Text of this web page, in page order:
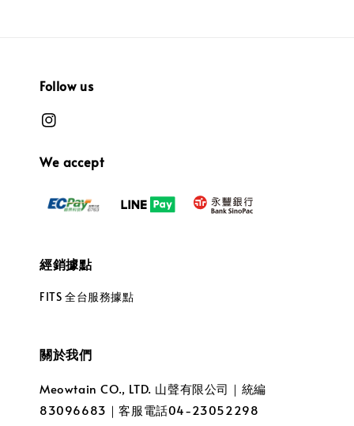
Follow us
We accept
經銷據點
FITS 全台服務據點
關於我們
Meowtain CO., LTD. 山聲有限公司｜統編
83096683｜客服電話04-23052298